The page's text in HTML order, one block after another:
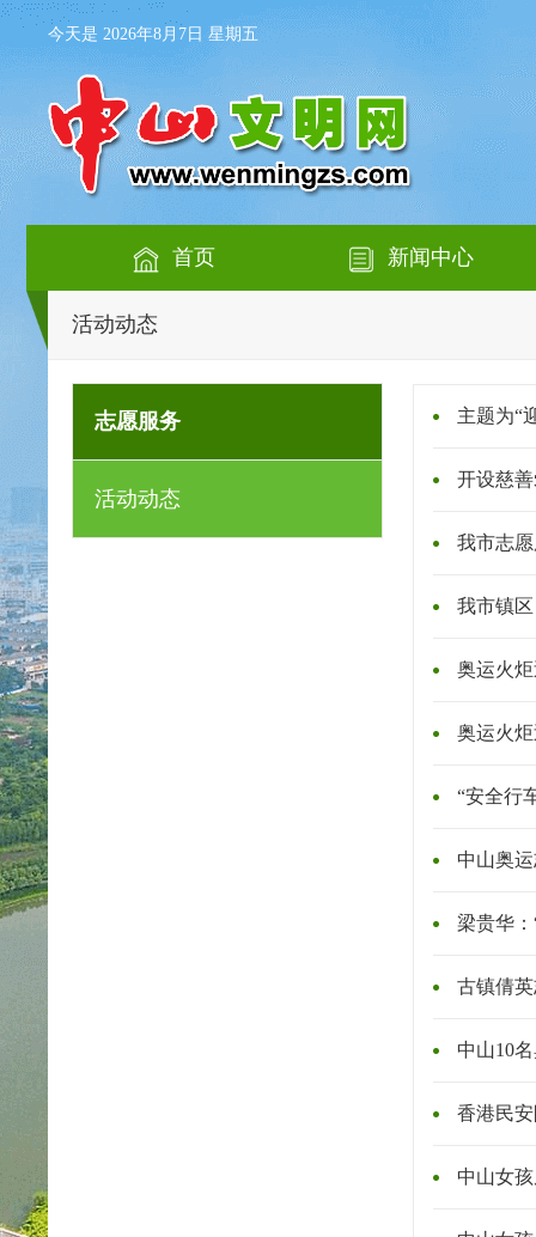
今天是 2026年8月7日 星期五
首页 新闻中心
活动动态
志愿服务
活动动态
主题为“
开设慈
我市志
我市镇
奥运火
奥运火
“安全行
中山奥
梁贵华
古镇倩
中山10
香港民
中山女